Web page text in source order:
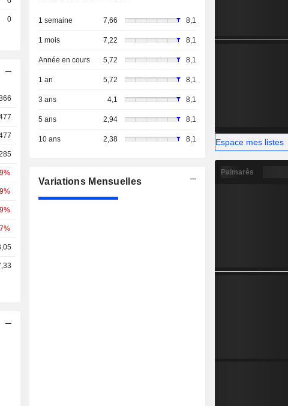
0 1 semaine 7,66 8,1
1 mois 7,22 8,1
Année en cours 5,72 8,1
1 an 5,72 8,1
3 ans 4,1 8,1
5 ans 2,94 8,1
10 ans 2,38 8,1
Variations Mensuelles
Espace mes listes
Palmarès